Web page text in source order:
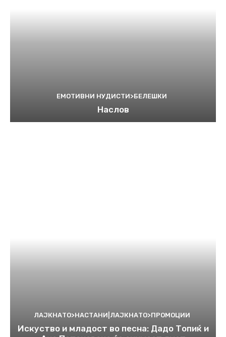
ЕМОТИВНИ НУДИСТИ>БЕЛЕШКИ
Наслов
ЛАЈКНАТО>НАСТАНИ|ЛАЈКНАТО>ПРОМОЦИИ
Искуство и младост во песна: Дадо Топиќ и